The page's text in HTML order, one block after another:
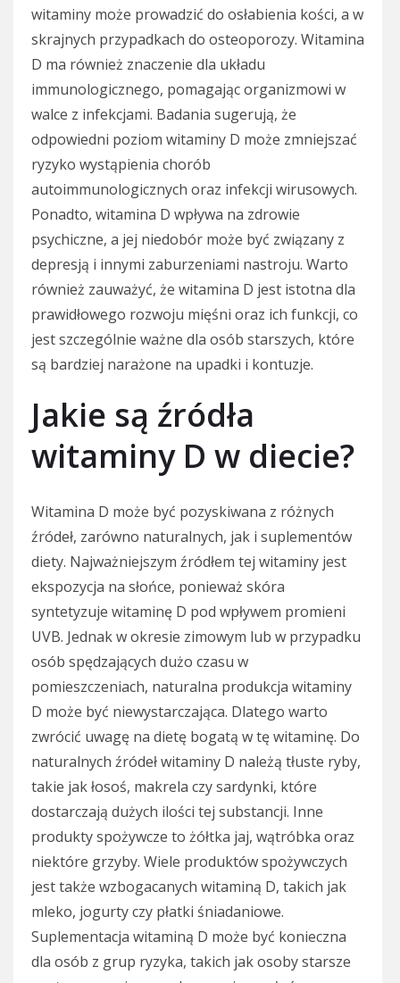
witaminy może prowadzić do osłabienia kości, a w
skrajnych przypadkach do osteoporozy. Witamina
D ma również znaczenie dla układu
immunologicznego, pomagając organizmowi w
walce z infekcjami. Badania sugerują, że
odpowiedni poziom witaminy D może zmniejszać
ryzyko wystąpienia chorób
autoimmunologicznych oraz infekcji wirusowych.
Ponadto, witamina D wpływa na zdrowie
psychiczne, a jej niedobór może być związany z
depresją i innymi zaburzeniami nastroju. Warto
również zauważyć, że witamina D jest istotna dla
prawidłowego rozwoju mięśni oraz ich funkcji, co
jest szczególnie ważne dla osób starszych, które
są bardziej narażone na upadki i kontuzje.
Jakie są źródła
witaminy D w diecie?
Witamina D może być pozyskiwana z różnych
źródeł, zarówno naturalnych, jak i suplementów
diety. Najważniejszym źródłem tej witaminy jest
ekspozycja na słońce, ponieważ skóra
syntetyzuje witaminę D pod wpływem promieni
UVB. Jednak w okresie zimowym lub w przypadku
osób spędzających dużo czasu w
pomieszczeniach, naturalna produkcja witaminy
D może być niewystarczająca. Dlatego warto
zwrócić uwagę na dietę bogatą w tę witaminę. Do
naturalnych źródeł witaminy D należą tłuste ryby,
takie jak łosoś, makrela czy sardynki, które
dostarczają dużych ilości tej substancji. Inne
produkty spożywcze to żółtka jaj, wątróbka oraz
niektóre grzyby. Wiele produktów spożywczych
jest także wzbogacanych witaminą D, takich jak
mleko, jogurty czy płatki śniadaniowe.
Suplementacja witaminą D może być konieczna
dla osób z grup ryzyka, takich jak osoby starsze